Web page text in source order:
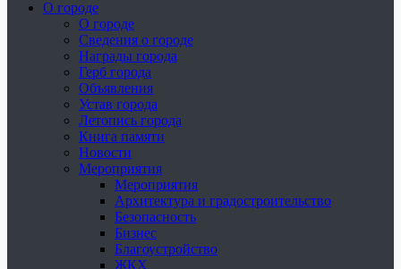
О городе
О городе
Сведения о городе
Награды города
Герб города
Объявления
Устав города
Летопись города
Книга памяти
Новости
Мероприятия
Мероприятия
Архитектура и градостроительство
Безопасность
Бизнес
Благоустройство
ЖКХ